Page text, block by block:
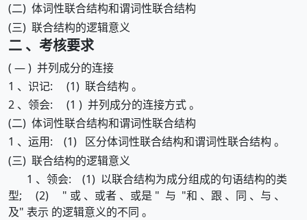
(二) 体词性联合结构和谓词性联合结构
(三) 联合结构的逻辑意义
二 、考核要求
( — ) 并列成分的连接
1 、识记: (1) 联合结构 。
2 、领会: (1 ) 并列成分的连接方式 。
(二) 体词性联合结构和谓词性联合结构
1 、运用: (1) 区分体词性联合结构和谓词性联合结构 。
(三) 联合结构的逻辑意义
1 、领会: (1) 以联合结构为成分组成的句语结构的类
型; (2) " 或 、或者 、或是 " 与 "和 、跟 、同 、与 、
及" 表示 的逻辑意义的不同 。